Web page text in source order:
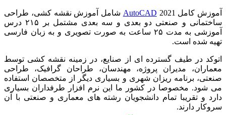
آموزش کامل AutoCAD 2021 شامل آموزش نقشه کشی، طراحی
ساختمانی و صنعتی دو بعدی و سه بعدی مشتمل بر ۲۱۵ درس
آموزشی به مدت ۲۵ ساعت به صورت تصویری و به زبان فارسی
تهیه شده است.
اتوکد در طیف گسترده ای از صنایع، در زمینه نقشه کشی توسط
معماران، مدیران پروژه، مهندسان، طراحان گرافیک، طراحی
صنعتی، برنامه ریزان شهری و بسیاری دیگر از متخصصان استفاده
می شود. مخصوصا در کشور ما این نرم افزار طرفداران بسیاری
دارد و تقریبا تمام دانشجویان رشته های معماری و صنعتی با آن
سروکار دارند.